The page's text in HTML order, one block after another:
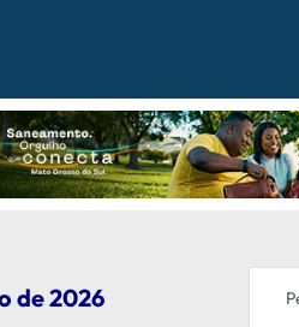
da Capital
de proteção em Campo Grande
de 2026